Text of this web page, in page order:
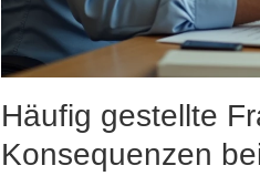
Häufig gestellte
Konsequenzen